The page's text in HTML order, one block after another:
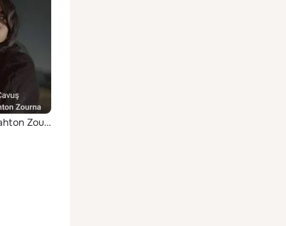
İsabella Moombahton Zourna